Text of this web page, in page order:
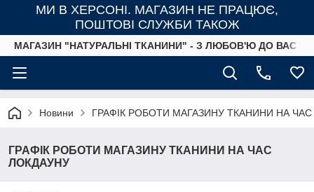
МИ В ХЕРСОНІ. МАГАЗИН НЕ ПРАЦЮЄ,
ПОШТОВІ СЛУЖБИ ТАКОЖ
МАГАЗИН "НАТУРАЛЬНІ ТКАНИНИ" - З ЛЮБОВ'Ю ДО ВАС
Новини ГРАФІК РОБОТИ МАГАЗИНУ ТКАНИНИ НА
ГРАФІК РОБОТИ МАГАЗИНУ ТКАНИНИ НА ЧАС
ЛОКДАУНУ